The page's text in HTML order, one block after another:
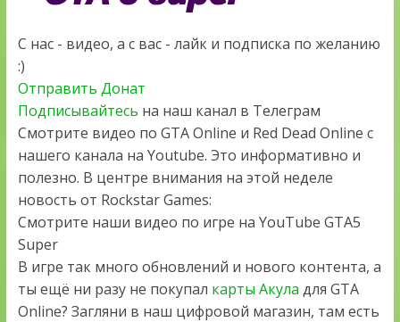
С нас - видео, а с вас - лайк и подписка по желанию
:)
Отправить Донат
Подписывайтесь на наш канал в Телеграм
Смотрите видео по GTA Online и Red Dead Online с
нашего канала на Youtube. Это информативно и
полезно. В центре внимания на этой неделе
новость от Rockstar Games:
Смотрите наши видео по игре на YouTube GTA5
Super
В игре так много обновлений и нового контента, а
ты ещё ни разу не покупал карты Акула для GTA
Online? Загляни в наш цифровой магазин, там есть